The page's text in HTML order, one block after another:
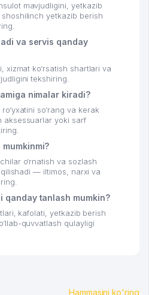
mavjudligini, yetkazib
yetkazib berish
va servis qanday
xizmat ko‘rsatish shartlari va
tekshiring.
nimalar kiradi?
so‘rang va kerak
aksessuarlar yoki sarf
o‘rnatish va sozlash
— iltimos, narxi va
qanday tanlash mumkin?
kafolati, yetkazib berish
quvvatlash qulayligi
Hammasini ko'ring